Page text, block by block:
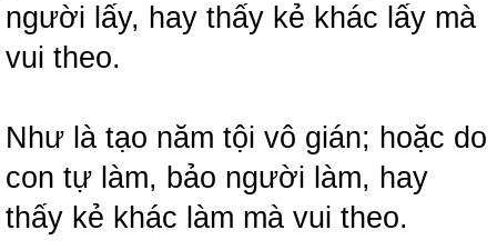
người lấy, hay thấy kẻ khác lấy mà
vui theo.
Như là tạo năm tội vô gián; hoặc do
con tự làm, bảo người làm, hay
thấy kẻ khác làm mà vui theo.